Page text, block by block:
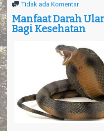
Tidak ada Komentar
Manfaat Darah
Bagi Kesehatan